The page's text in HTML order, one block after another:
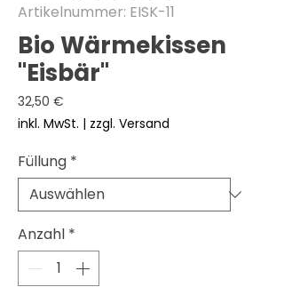
Artikelnummer: EISK-11
Bio Wärmekissen
"Eisbär"
32,50 €
inkl. MwSt. | zzgl. Versand
Füllung *
Anzahl *